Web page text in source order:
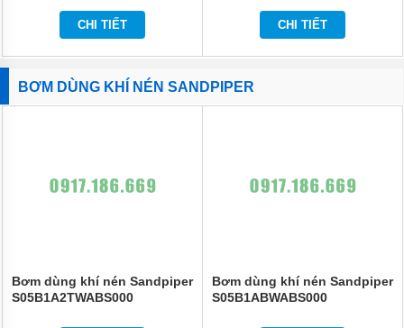
CHI TIẾT CHI TIẾT
BƠM DÙNG KHÍ NÉN SANDPIPER
Bơm dùng khí nén Sandpiper
S05B1A2TWABS000
Bơm dùng khí nén Sandpiper
S05B1ABWABS000